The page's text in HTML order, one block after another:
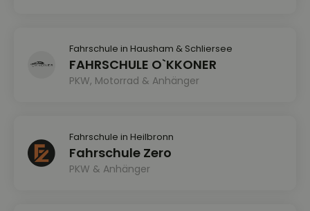
Fahrschule in Hausham & Schliersee
FAHRSCHULE O`KKONER
PKW, Motorrad & Anhänger
Fahrschule in Heilbronn
Fahrschule Zero
PKW & Anhänger